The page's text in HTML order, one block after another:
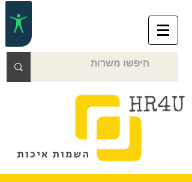
Over the phone or online